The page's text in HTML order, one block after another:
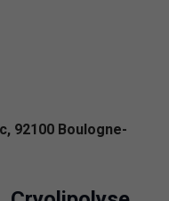
92100 Boulogne-